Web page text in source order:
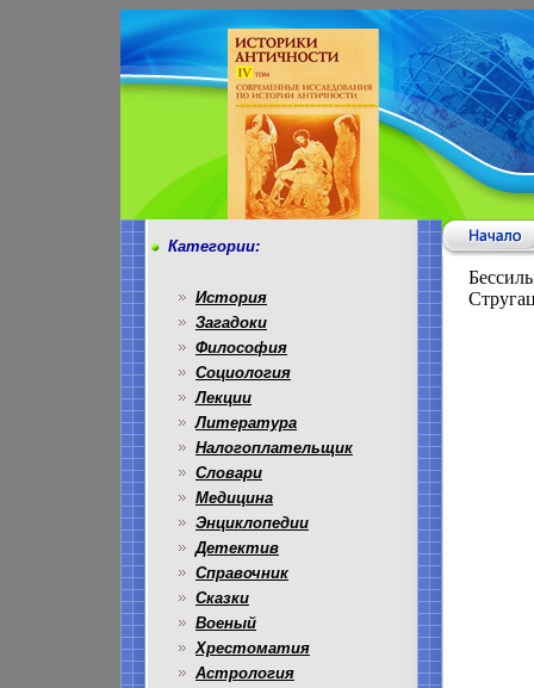
Категории:
История
Загадоки
Философия
Социология
Лекции
Литература
Налогоплательщик
Словари
Медицина
Энциклопедии
Детектив
Справочник
Сказки
Военый
Хрестоматия
Астрология